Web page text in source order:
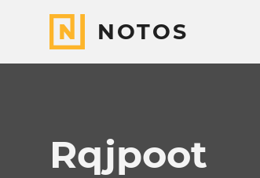
NOTOS
Rqjpoot